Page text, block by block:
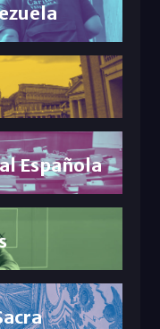
Española